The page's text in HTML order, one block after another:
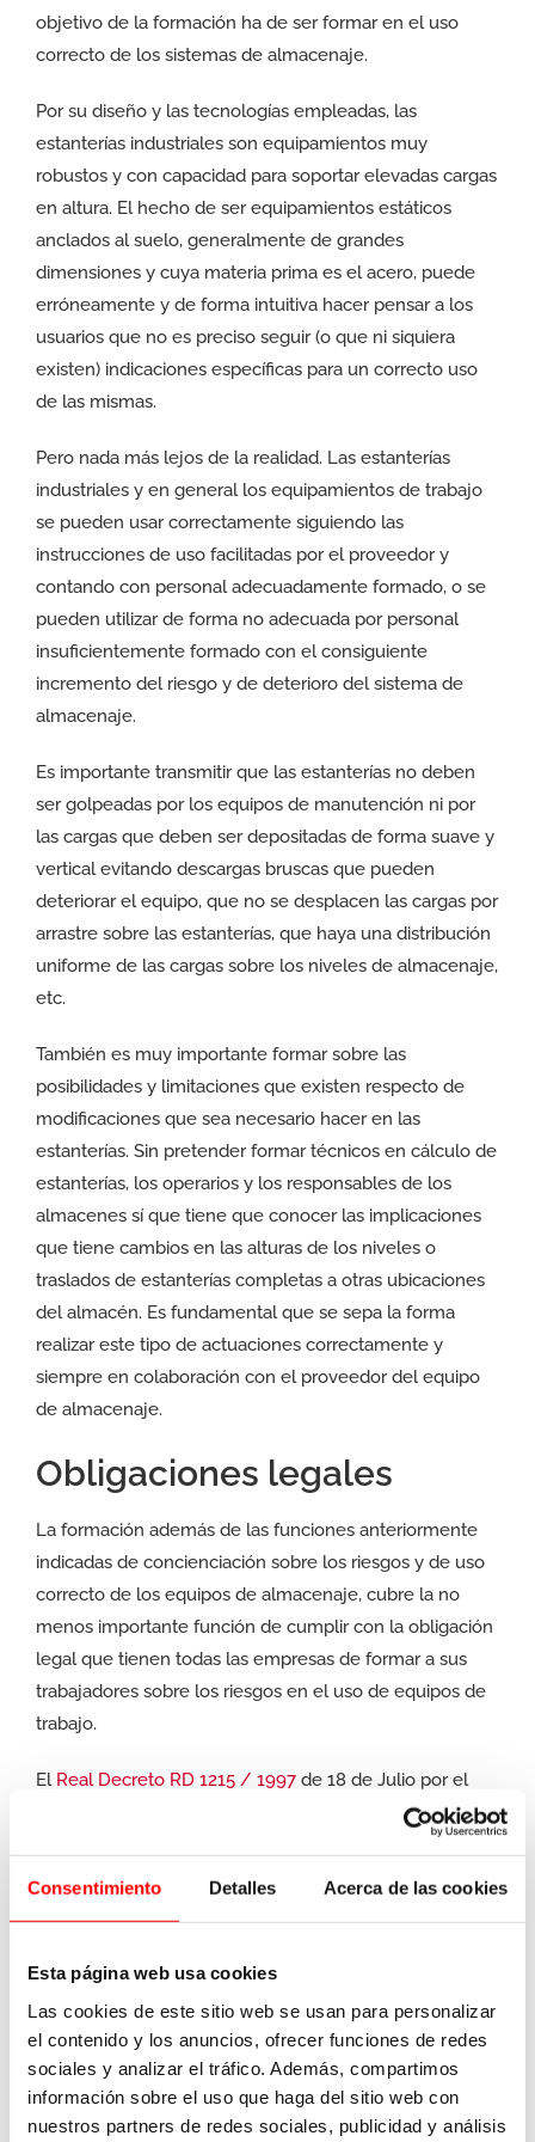
Consentimiento Detalles Acerca de las cookies
Esta página web usa cookies
Las cookies de este sitio web se usan para personalizar
el contenido y los anuncios, ofrecer funciones de redes
sociales y analizar el tráfico. Además, compartimos
información sobre el uso que haga del sitio web con
nuestros partners de redes sociales, publicidad y análisis
objetivo de la formación ha de ser formar en el uso
correcto de los sistemas de almacenaje.
Por su diseño y las tecnologías empleadas, las
estanterías industriales son equipamientos muy
robustos y con capacidad para soportar elevadas cargas
en altura. El hecho de ser equipamientos estáticos
anclados al suelo, generalmente de grandes
dimensiones y cuya materia prima es el acero, puede
erróneamente y de forma intuitiva hacer pensar a los
usuarios que no es preciso seguir (o que ni siquiera
existen) indicaciones específicas para un correcto uso
de las mismas.
Pero nada más lejos de la realidad. Las estanterías
industriales y en general los equipamientos de trabajo
se pueden usar correctamente siguiendo las
instrucciones de uso facilitadas por el proveedor y
contando con personal adecuadamente formado, o se
pueden utilizar de forma no adecuada por personal
insuficientemente formado con el consiguiente
incremento del riesgo y de deterioro del sistema de
almacenaje.
Es importante transmitir que las estanterías no deben
ser golpeadas por los equipos de manutención ni por
las cargas que deben ser depositadas de forma suave y
vertical evitando descargas bruscas que pueden
deteriorar el equipo, que no se desplacen las cargas por
arrastre sobre las estanterías, que haya una distribución
uniforme de las cargas sobre los niveles de almacenaje,
etc.
También es muy importante formar sobre las
posibilidades y limitaciones que existen respecto de
modificaciones que sea necesario hacer en las
estanterías. Sin pretender formar técnicos en cálculo de
estanterías, los operarios y los responsables de los
almacenes sí que tiene que conocer las implicaciones
que tiene cambios en las alturas de los niveles o
traslados de estanterías completas a otras ubicaciones
del almacén. Es fundamental que se sepa la forma
realizar este tipo de actuaciones correctamente y
siempre en colaboración con el proveedor del equipo
de almacenaje.
Obligaciones legales
La formación además de las funciones anteriormente
indicadas de concienciación sobre los riesgos y de uso
correcto de los equipos de almacenaje, cubre la no
menos importante función de cumplir con la obligación
legal que tienen todas las empresas de formar a sus
trabajadores sobre los riesgos en el uso de equipos de
trabajo.
El Real Decreto RD 1215 / 1997 de 18 de Julio por el
que se establecen las disposiciones mínimas de
seguridad y salud para la utilización por los trabajadores
de los equipos de trabajo, define en el punto 2.a) que
estanterías de nuestros almacenes entran plenamente
es esta definición por lo que les resulta de aplicación
este Real Decreto.
Respecto a formación, el RD 1215 / 1997 en su artículo
5 “Obligaciones en materia de formación e información”